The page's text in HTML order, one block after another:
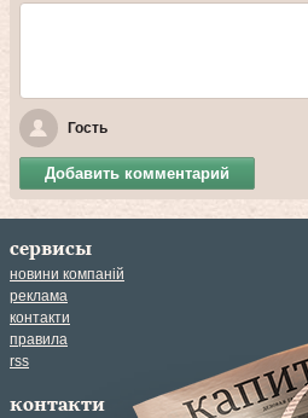
Гость
Добавить комментарий
сервисы
новини компаній
реклама
контакти
правила
rss
контакти